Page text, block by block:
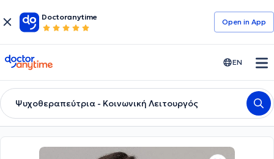
Doctoranytime
Open in Αpp
doctoranytime EN
Ψυχοθεραπεύτρια - Κοινωνική Λειτουργός